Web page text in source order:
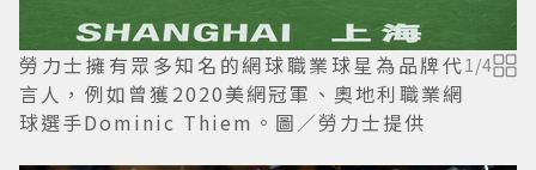
勞力士擁有眾多知名的網球職業球星為品牌代
言人，例如曾獲2020美網冠軍、奧地利職業網
球選手Dominic Thiem。圖／勞力士提供
1/4